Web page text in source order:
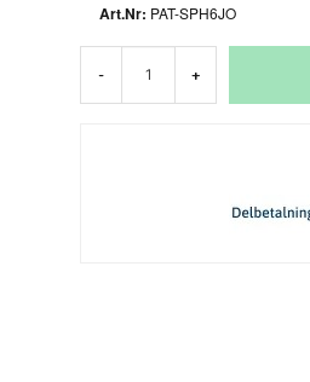
PAT-SPH6JO
- +